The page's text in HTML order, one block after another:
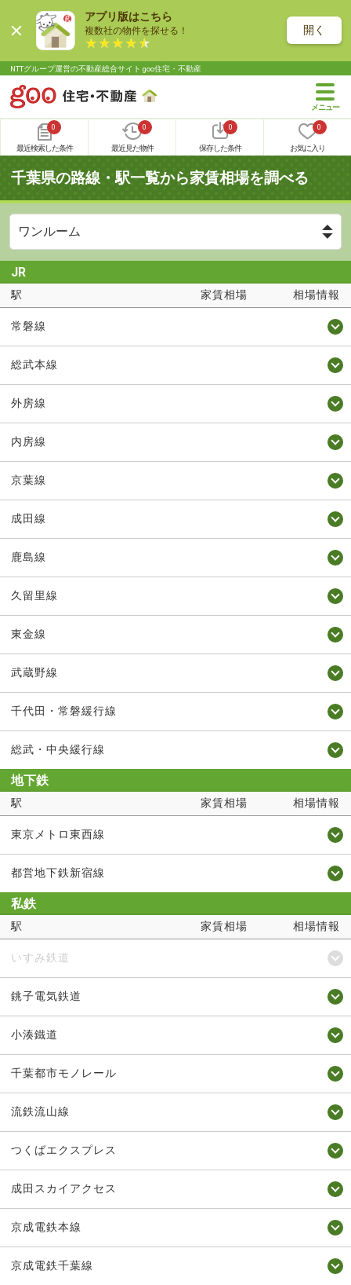
アプリ版はこちら
複数社の物件を探せる！ 開く
NTTグループ運営の不動産総合サイト goo住宅・不動産
0
最近検索した条件
0
最近見た物件
0
保存した条件
0
お気に入り
千葉県の路線・駅一覧から家賃相場を調べる
JR
駅 家賃相場 相場情報
常磐線
総武本線
外房線
内房線
京葉線
成田線
鹿島線
久留里線
東金線
武蔵野線
千代田・常磐緩行線
総武・中央緩行線
地下鉄
駅 家賃相場 相場情報
東京メトロ東西線
都営地下鉄新宿線
私鉄
駅 家賃相場 相場情報
いすみ鉄道
銚子電気鉄道
小湊鐵道
千葉都市モノレール
流鉄流山線
つくばエクスプレス
成田スカイアクセス
京成電鉄本線
京成電鉄千葉線